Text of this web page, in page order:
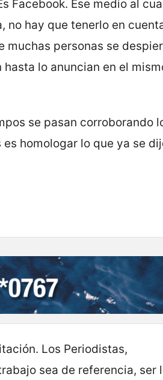
Facebook. Ese medio al
hay que tenerlo en
muchas personas se
lo anuncian en el
se pasan corroborando
homologar lo que ya se
Los Periodistas,
sea de referencia, ser